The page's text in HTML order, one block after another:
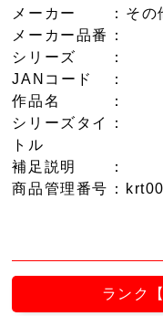
メーカー
：その
メーカー品番
：
シリーズ
：
JANコード
：
作品名
：
シリーズタイ
トル
：
補足説明
：
商品管理番号 ：
ランク